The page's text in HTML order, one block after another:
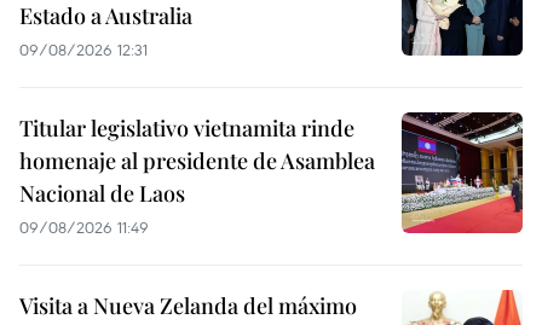
Estado a Australia
09/08/2026 12:31
Titular legislativo vietnamita rinde
homenaje al presidente de Asamblea
Nacional de Laos
09/08/2026 11:49
Visita a Nueva Zelanda del máximo